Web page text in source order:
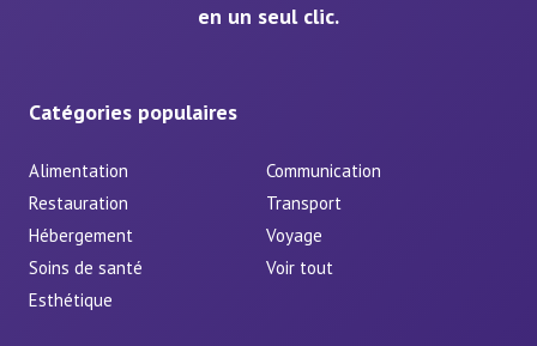
en un seul clic.
Catégories populaires
Alimentation
Communication
Restauration
Transport
Hébergement
Voyage
Soins de santé
Voir tout
Esthétique